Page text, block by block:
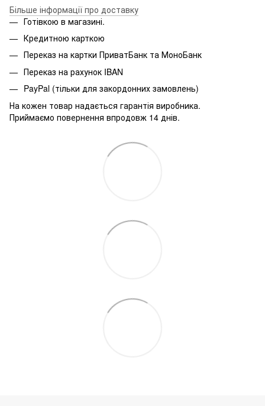
Більше інформації про доставку
Готівкою в магазині.
Кредитною карткою
Переказ на картки ПриватБанк та МоноБанк
Переказ на рахунок IBAN
PayPal (тільки для закордонних замовлень)
На кожен товар надається гарантія виробника.
Приймаємо повернення впродовж 14 днів.